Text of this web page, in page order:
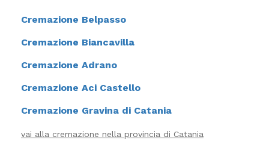
Cremazione Belpasso
Cremazione Biancavilla
Cremazione Adrano
Cremazione Aci Castello
Cremazione Gravina di Catania
vai alla cremazione nella provincia di Catania